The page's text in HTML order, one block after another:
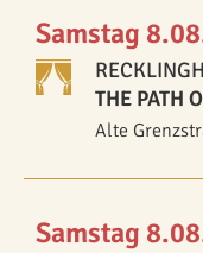
Samstag
THE PATH
Alte
Samstag